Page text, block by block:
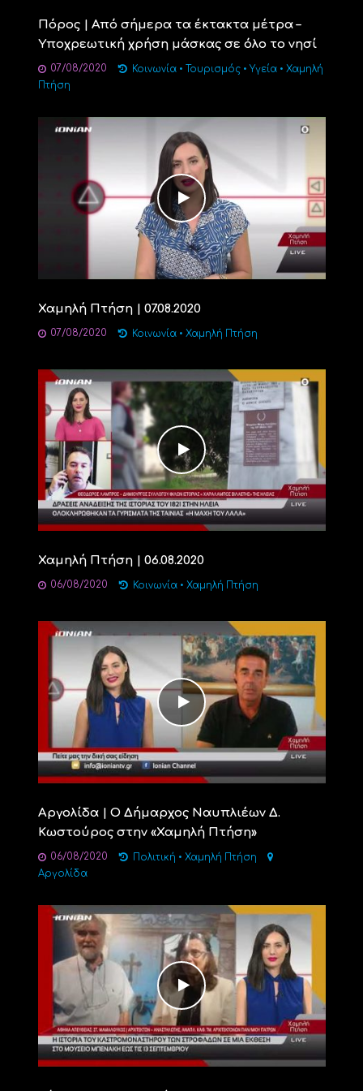
Πόρος | Από σήμερα τα έκτακτα μέτρα –
Υποχρεωτική χρήση μάσκας σε όλο το νησί
07/08/2020 Κοινωνία • Τουρισμός • Υγεία • Χαμηλή
Πτήση
Χαμηλή Πτήση | 07.08.2020
07/08/2020 Κοινωνία • Χαμηλή Πτήση
Χαμηλή Πτήση | 06.08.2020
06/08/2020 Κοινωνία • Χαμηλή Πτήση
Αργολίδα | Ο Δήμαρχος Ναυπλιέων Δ.
Κωστούρος στην «Χαμηλή Πτήση»
06/08/2020 Πολιτική • Χαμηλή Πτήση
Αργολίδα